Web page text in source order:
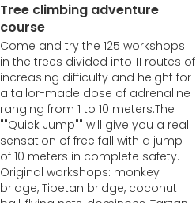
Tree climbing adventure
course
Come and try the 125 workshops
in the trees divided into 11 routes of
increasing difficulty and height for
a tailor-made dose of adrenaline
ranging from 1 to 10 meters.The
""Quick Jump"" will give you a real
sensation of free fall with a jump
of 10 meters in complete safety.
Original workshops: monkey
bridge, Tibetan bridge, coconut